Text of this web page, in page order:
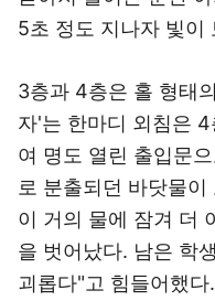
5초 정도 지나자 빛이
3층과 4층은 홀 형태
자'는 한마디 외침은
여 명도 열린 출입문
로 분출되던 바닷물
이 거의 물에 잠겨 더
을 벗어났다. 남은 학
괴롭다"고 힘들어했다.